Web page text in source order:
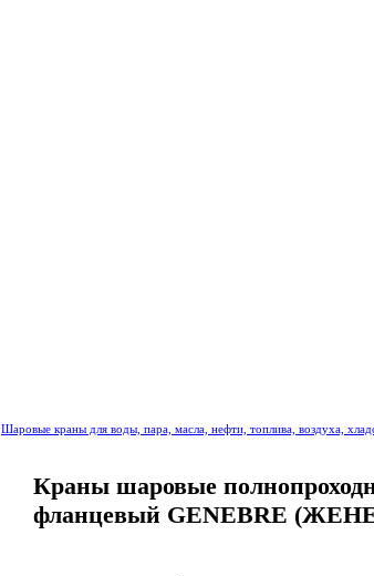
Шаровые краны для воды, пара, масла, нефти, топлива, воздуха,
Краны шаровые
фланцевый GENEBRE